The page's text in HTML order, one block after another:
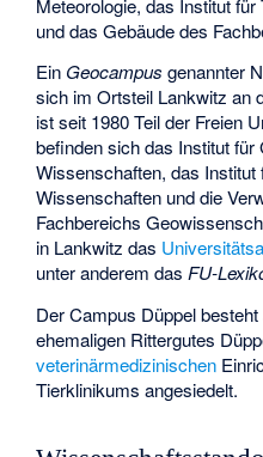
Meteorologie, das Institut
und das Gebäude des
Ein Geocampus genannter
sich im Ortsteil Lankwitz an
ist seit 1980 Teil der Freien
befinden sich das Institut für
Wissenschaften, das Institut
Wissenschaften und die
Fachbereichs
in Lankwitz das
unter anderem dasFU-
Der Campus Düppel
ehemaligen Rittergutes
veterinärmedizinischen
Tierklinikums angesiedelt.